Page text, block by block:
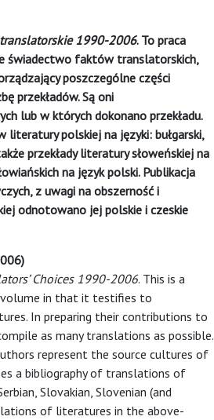
translatorskie 1990-2006. To praca
świadectwo faktów translatorskich,
poszczególne części
przekładów. Są oni
lub w których dokonano przekładu.
polskiej na języki: bułgarski,
przekłady literatury słoweńskiej na
na język polski. Publikacja
z uwagi na obszerność i
odnotowano jej polskie i czeskie
Choices 1990-2006. This is a
in that it testifies to
In preparing their contributions to
as many translations as possible.
represent the source cultures of
a bibliography of translations of
Slovakian, Slovenian (and
of literatures in the above-